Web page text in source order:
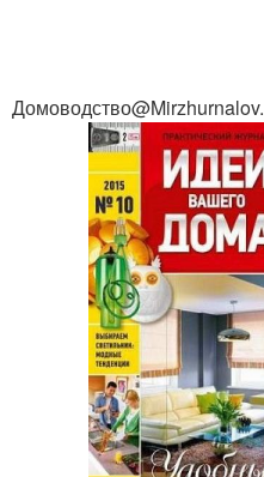
Домоводство@Mirzhurnalov.